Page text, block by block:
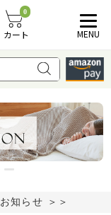
0
カート MENU
知らせ ＞＞